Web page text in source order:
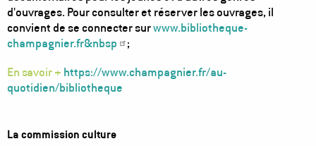
d'ouvrages. Pour consulter et réserver les ouvrages, il
convient de se connecter surwww.bibliotheque-
champagnier.fr&nbsp
;
En savoir + https://www.champagnier.fr/au-
quotidien/bibliotheque
La commission culture